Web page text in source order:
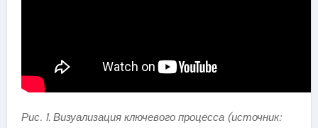
Рис. 1. Визуализация ключевого процесса (источник: